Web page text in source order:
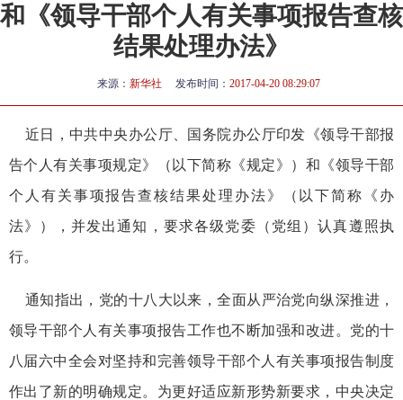
和《领导干部个人有关事项报告查核
结果处理办法》
来源： 新华社 发布时间： 2017-04-20 08:29:07
近日，中共中央办公厅、国务院办公厅印发《领导干部报
告个人有关事项规定》（以下简称《规定》）和《领导干部
个人有关事项报告查核结果处理办法》（以下简称《办
法》），并发出通知，要求各级党委（党组）认真遵照执
行。
通知指出，党的十八大以来，全面从严治党向纵深推进，
领导干部个人有关事项报告工作也不断加强和改进。党的十
八届六中全会对坚持和完善领导干部个人有关事项报告制度
作出了新的明确规定。为更好适应新形势新要求，中央决定